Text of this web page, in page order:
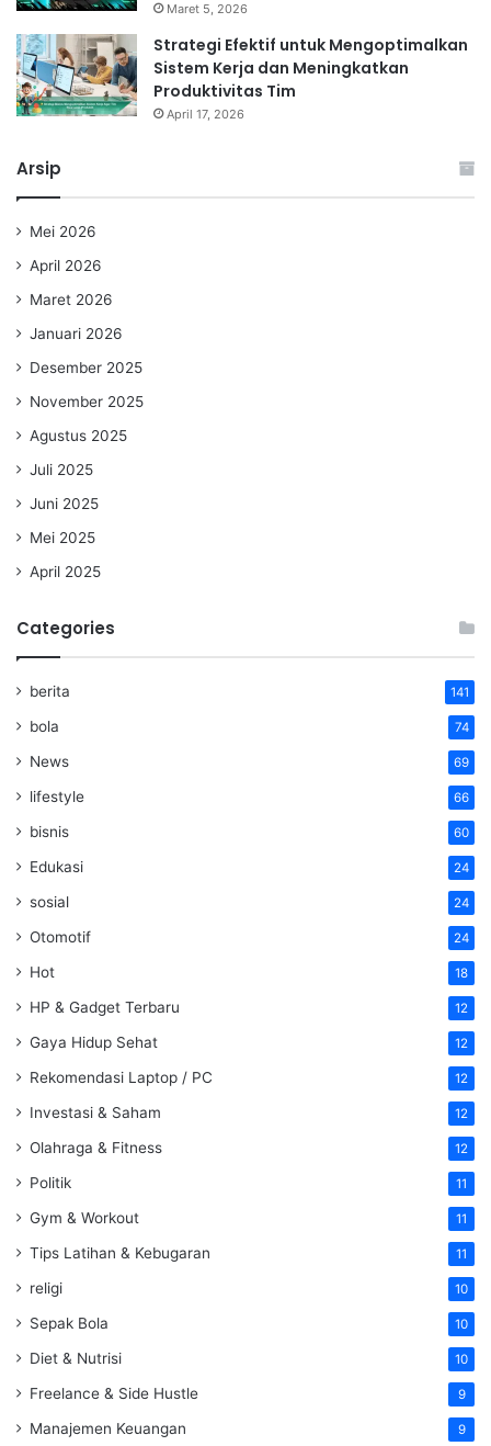
Maret 5, 2026
Strategi Efektif untuk Mengoptimalkan
Sistem Kerja dan Meningkatkan
Produktivitas Tim
April 17, 2026
Arsip
Mei 2026
April 2026
Maret 2026
Januari 2026
Desember 2025
November 2025
Agustus 2025
Juli 2025
Juni 2025
Mei 2025
April 2025
Categories
berita 141
bola 74
News 69
lifestyle 66
bisnis 60
Edukasi 24
sosial 24
Otomotif 24
Hot 18
HP & Gadget Terbaru 12
Gaya Hidup Sehat 12
Rekomendasi Laptop / PC 12
Investasi & Saham 12
Olahraga & Fitness 12
Politik 11
Gym & Workout 11
Tips Latihan & Kebugaran 11
religi 10
Sepak Bola 10
Diet & Nutrisi 10
Freelance & Side Hustle 9
Manajemen Keuangan 9